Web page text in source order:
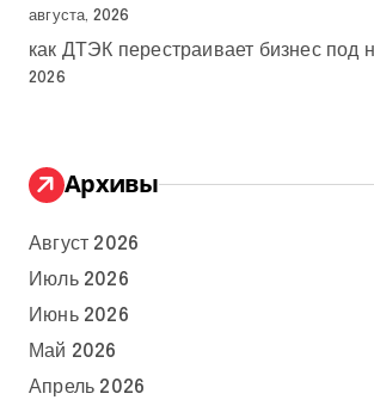
августа, 2026
как ДТЭК перестраивает бизнес под
2026
Архивы
Август 2026
Июль 2026
Июнь 2026
Май 2026
Апрель 2026